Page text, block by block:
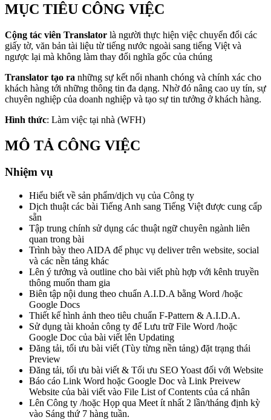
MỤC TIÊU CÔNG VIỆC
Cộng tác viên Translator là người thực hiện việc chuyển đổi các
giấy tờ, văn bản tài liệu từ tiếng nước ngoài sang tiếng Việt và
ngược lại mà không làm thay đổi nghĩa gốc của chúng
Translator tạo ra những sự kết nối nhanh chóng và chính xác cho
khách hàng tới những thông tin đa dạng. Nhờ đó nâng cao uy tín, sự
chuyên nghiệp của doanh nghiệp và tạo sự tin tưởng ở khách hàng.
Hình thức: Làm việc tại nhà (WFH)
MÔ TẢ CÔNG VIỆC
Nhiệm vụ
Hiểu biết về sản phẩm/dịch vụ của Công ty
Dịch thuật các bài Tiếng Anh sang Tiếng Việt được cung cấp
sẵn
Tập trung chính sử dụng các thuật ngữ chuyên ngành liên
quan trong bài
Trình bày theo AIDA để phục vụ deliver trên website, social
và các nền tảng khác
Lên ý tưởng và outline cho bài viết phù hợp với kênh truyền
thông muốn tham gia
Biên tập nội dung theo chuẩn A.I.D.A bằng Word /hoặc
Google Docs
Thiết kế hình ảnh theo tiêu chuẩn F-Pattern & A.I.D.A.
Sử dụng tài khoản công ty để Lưu trữ File Word /hoặc
Google Doc của bài viết lên Updating
Đăng tải, tối ưu bài viết (Tùy từng nền tảng) đặt trạng thái
Preview
Đăng tải, tối ưu bài viết & Tối ưu SEO Yoast đối với Website
Báo cáo Link Word hoặc Google Doc và Link Preivew
Website của bài viết vào File List of Contents của cá nhân
Lên Công ty /hoặc Họp qua Meet ít nhất 2 lần/tháng định kỳ
vào Sáng thứ 7 hàng tuần.